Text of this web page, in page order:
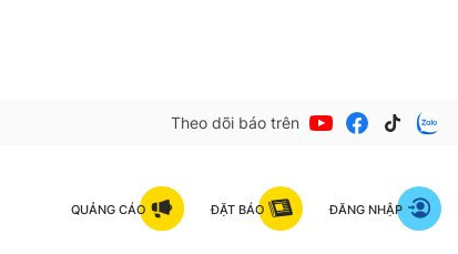
Theo dõi báo trên
QUẢNG CÁO ĐẶT BÁO ĐĂNG NHẬP